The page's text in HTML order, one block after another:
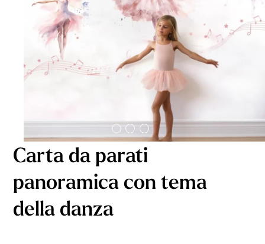
Carta da parati
panoramica con tema
della danza